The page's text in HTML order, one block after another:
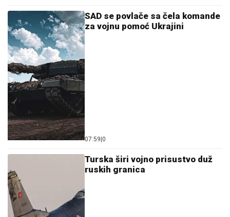
SAD se povlače sa čela komande
za vojnu pomoć Ukrajini
07:59|0
Turska širi vojno prisustvo duž
ruskih granica